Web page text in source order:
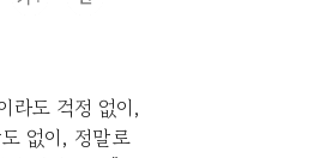
라도 걱정 없이,
없이, 정말로